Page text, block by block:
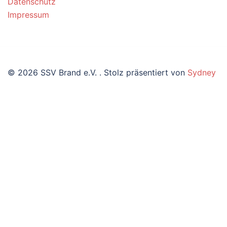
Impressum
© 2026 SSV Brand e.V. . Stolz präsentiert von Sydney